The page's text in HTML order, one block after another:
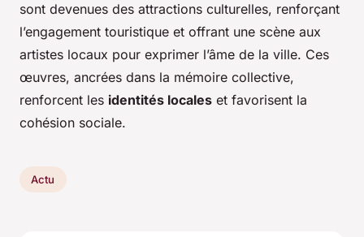
sont devenues des attractions culturelles, renforçant
l’engagement touristique et offrant une scène aux
artistes locaux pour exprimer l’âme de la ville. Ces
œuvres, ancrées dans la mémoire collective,
renforcent les identités locales et favorisent la
cohésion sociale.
Actu